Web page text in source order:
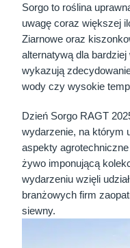
Sorgo to roślina
uwagę coraz większej
Ziarnowe oraz
alternatywą dla
wykazują
wody czy wysokie
Dzień Sorgo RAGT
wydarzenie, na którym
aspekty
żywo imponującą
wydarzeniu wzięli
branżowych firm
siewny.